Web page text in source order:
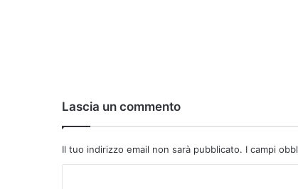
Lascia un commento
Il tuo indirizzo email non sarà pubblicato. I campi